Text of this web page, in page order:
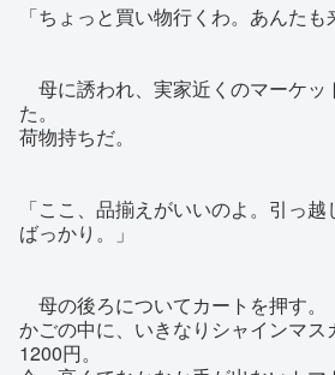
「ちょっと買い物行くわ。あんたも
母に誘われ、実家近くのマーケッ
た。
荷物持ちだ。
「ここ、品揃えがいいのよ。引っ
ばっかり。」
母の後ろについてカートを押す。
かごの中に、いきなりシャインマス
1200円。